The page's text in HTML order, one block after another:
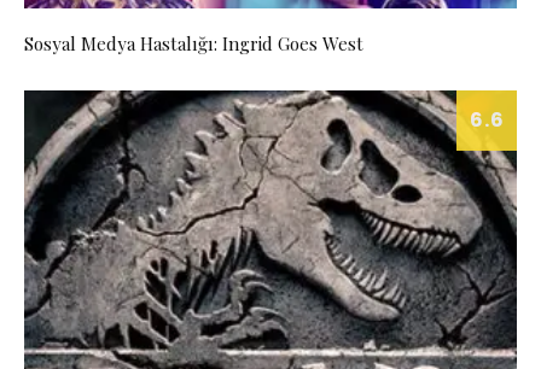
Sosyal Medya Hastalığı: Ingrid Goes West
6.6